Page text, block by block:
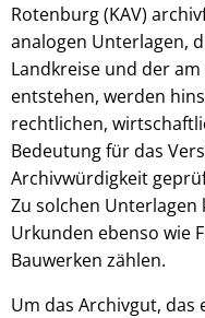
Rotenburg (KAV)
analogen Unterlagen,
Landkreise und der
entstehen, werden
rechtlichen,
Bedeutung für das
Archivwürdigkeit
Zu solchen
Urkunden ebenso wie
Bauwerken zählen.
Um das Archivgut,